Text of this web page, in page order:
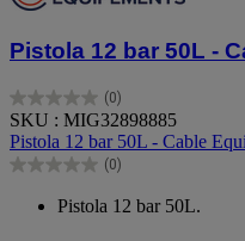
Pistola 12 bar 50L -
(0)
0.0
su
5
stelle.
SKU : MIG32898885
Pistola 12 bar 50L - Cable
(0)
0.0
Pistola 12 bar 50L.